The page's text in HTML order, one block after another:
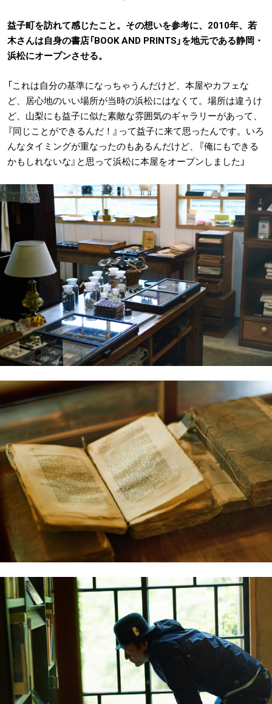
益子町を訪れて感じたこと。その想いを参考に、2010年、若
木さんは自身の書店「BOOK AND PRINTS」を地元である静岡・
浜松にオープンさせる。
「これは自分の基準になっちゃうんだけど、本屋やカフェな
ど、居心地のいい場所が当時の浜松にはなくて。場所は違うけ
ど、山梨にも益子に似た素敵な雰囲気のギャラリーがあって、
『同じことができるんだ！』って益子に来て思ったんです。いろ
んなタイミングが重なったのもあるんだけど、『俺にもできる
かもしれないな』と思って浜松に本屋をオープンしました」